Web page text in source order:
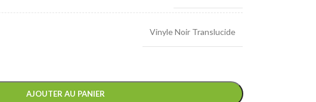
Vinyle Noir Translucide
AJOUTER AU PANIER